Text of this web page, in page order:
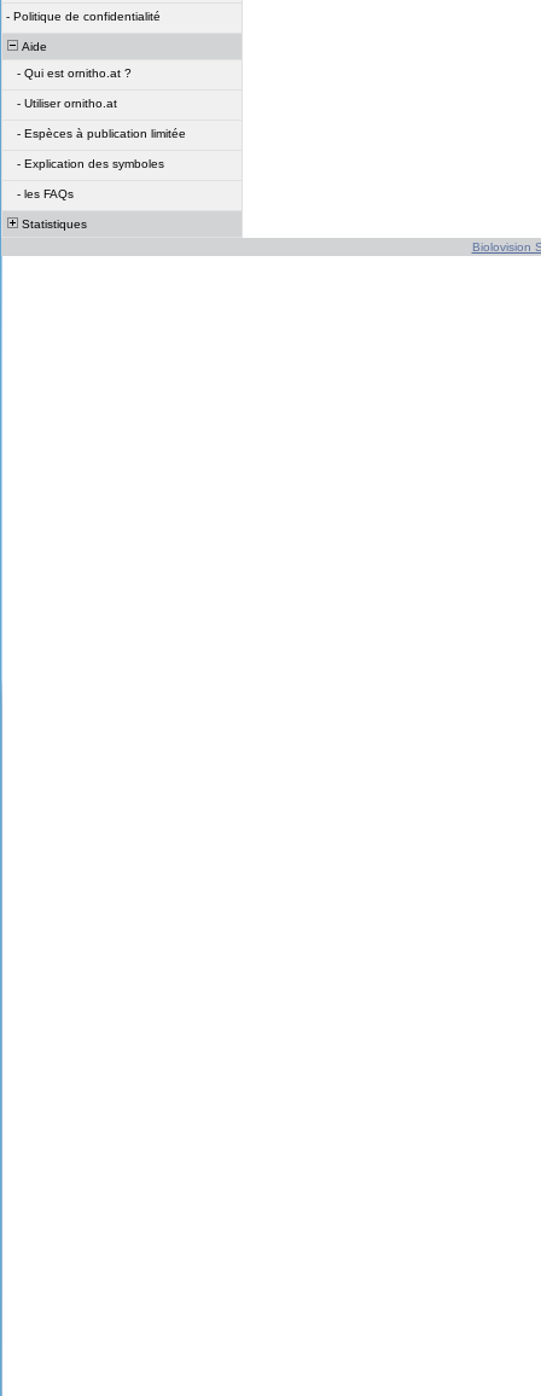
- Politique de confidentialité
Aide
- Qui est ornitho.at ?
- Utiliser ornitho.at
- Espèces à publication limitée
- Explication des symboles
- les FAQs
Statistiques
Biolovision